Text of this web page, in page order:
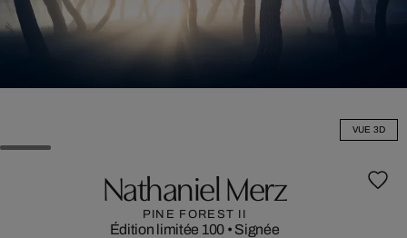
VUE 3D
Nathaniel Merz
PINE FOREST II
Édition limitée 100 • Signée